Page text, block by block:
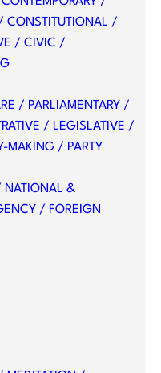
CONSTITUTIONAL /
/ CIVIC /
/ PARLIAMENTARY /
/ LEGISLATIVE /
MAKING / PARTY
NATIONAL &
/ FOREIGN